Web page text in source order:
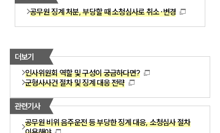
공무원 징계 처분, 부당할 때 소청심사로 취소·변경
더보기
인사위원회 역할 및 구성이 궁금하다면?
군형사사건 절차 및 징계 대응 전략
관련기사
공무원 비위 음주운전 등 부당한 징계 대응, 소청심사 절차